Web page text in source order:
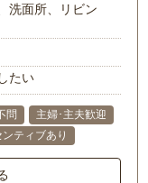
洗面所、リビン
たい
問
主婦･主夫歓迎
ンティブあり